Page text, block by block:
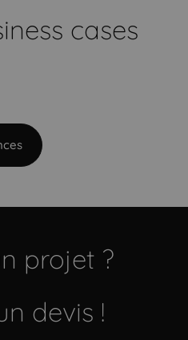
cases
projet ?
devis !